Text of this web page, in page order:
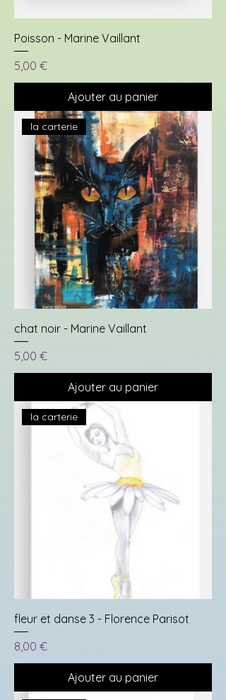
Poisson - Marine Vaillant
Prix
5,00 €
Ajouter au panier
la carterie
chat noir - Marine Vaillant
Prix
5,00 €
Ajouter au panier
la carterie
fleur et danse 3 - Florence Parisot
Prix
8,00 €
Ajouter au panier